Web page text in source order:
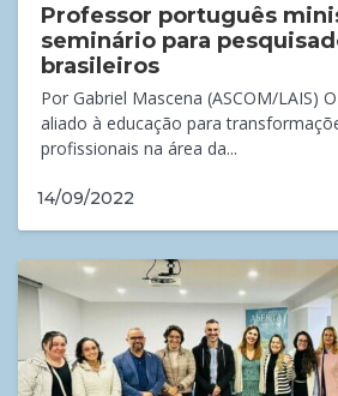
Professor português
seminário para
brasileiros
Por Gabriel Mascena (ASCOM/LAIS)
aliado à educação para
profissionais na área da...
14/09/2022